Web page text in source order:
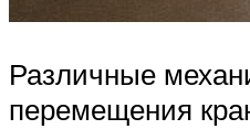
Различные
перемещения